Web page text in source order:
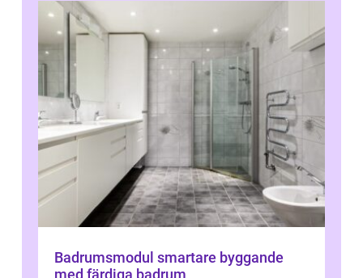
Badrumsmodul smartare byggande
med färdiga badrum